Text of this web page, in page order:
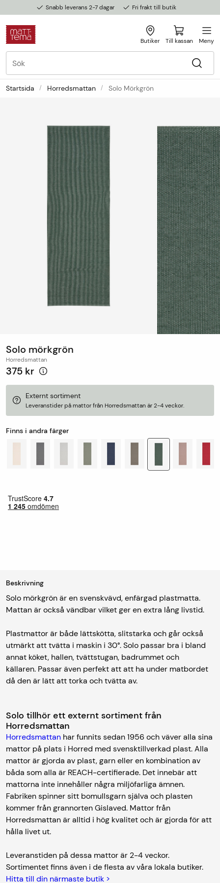
Snabb leverans 2-7 dagar Fri frakt till butik
Butiker Till kassan Meny
Startsida Horredsmattan Solo Mörkgrön
Solo mörkgrön
Horredsmattan
375 kr
Externt sortiment
Leveranstider på mattor från Horredsmattan är 2-4 veckor.
Finns i andra färger
Beskrivning
Solo mörkgrön är en svenskvävd, enfärgad plastmatta.
Mattan är också vändbar vilket ger en extra lång livstid.
Plastmattor är både lättskötta, slitstarka och går också
utmärkt att tvätta i maskin i 30°. Solo passar bra i bland
annat köket, hallen, tvättstugan, badrummet och
källaren. Passar även perfekt att att ha under matbordet
då den är lätt att torka och tvätta av.
Solo tillhör ett externt sortiment från
Horredsmattan
Horredsmattan har funnits sedan 1956 och väver alla sina
mattor på plats i Horred med svensktillverkad plast. Alla
mattor är gjorda av plast, garn eller en kombination av
båda som alla är REACH-certifierade. Det innebär att
mattorna inte innehåller några miljöfarliga ämnen.
Fabriken spinner sitt bomullsgarn själva och plasten
kommer från grannorten Gislaved. Mattor från
Horredsmattan är alltid i hög kvalitet och är gjorda för att
hålla livet ut.
Leveranstiden på dessa mattor är 2-4 veckor.
Sortimentet finns även i de flesta av våra lokala butiker.
Hitta till din närmaste butik >